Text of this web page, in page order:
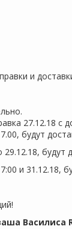
и
27.12.18 с
будут
будут
и 31.12.18,
Василиса